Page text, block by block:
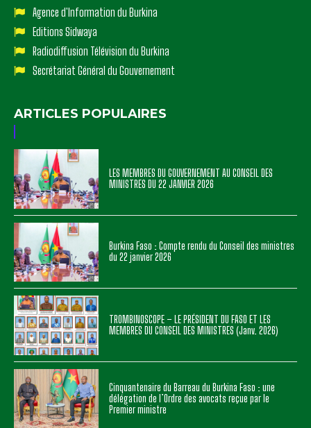
Agence d'Information du Burkina
Editions Sidwaya
Radiodiffusion Télévision du Burkina
Secrétariat Général du Gouvernement
ARTICLES POPULAIRES
LES MEMBRES DU GOUVERNEMENT AU CONSEIL DES
MINISTRES DU 22 JANVIER 2026
Burkina Faso : Compte rendu du Conseil des ministres
du 22 janvier 2026
TROMBINOSCOPE – LE PRÉSIDENT DU FASO ET LES
MEMBRES DU CONSEIL DES MINISTRES (Janv. 2026)
Cinquantenaire du Barreau du Burkina Faso : une
délégation de l’Ordre des avocats reçue par le
Premier ministre